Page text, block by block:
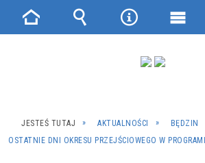
JESTEŚ TUTAJ AKTUALNOŚCI
BĘDZIN
OSTATNIE DNI OKRESU PRZEJŚCIOWEGO W
Strona Wyszukiwarka
NarzędziaMenu